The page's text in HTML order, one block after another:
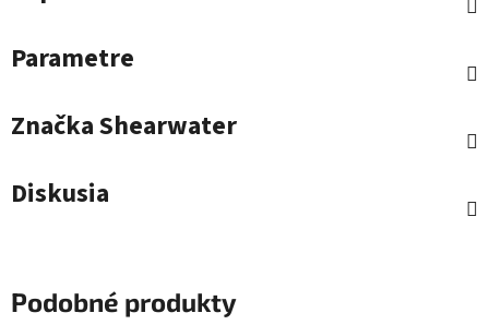
Parametre
ZnačkaShearwater
Diskusia
Podobné produkty